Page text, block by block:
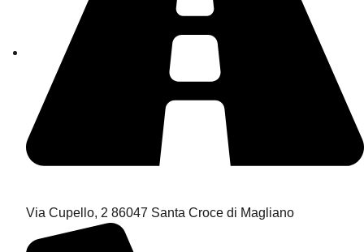
Via Cupello, 2 86047 Santa Croce di Magliano